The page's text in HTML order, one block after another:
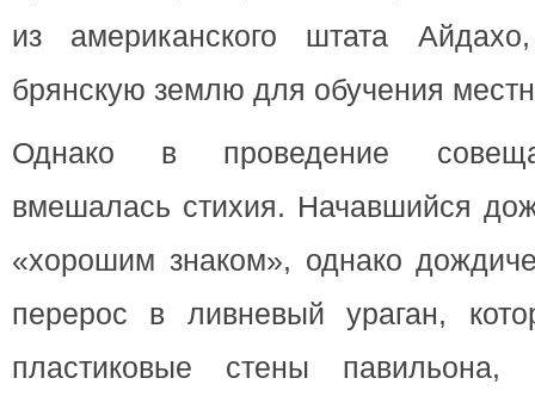
из американского штата
брянскую землю для обучения
Однако в проведение
вмешалась стихия. Начавшийся
«хорошим знаком», однако
перерос в ливневый ураган,
пластиковые стены